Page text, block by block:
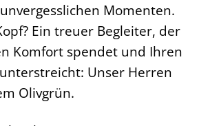
Momenten.
Ein treuer Begleiter, der
Komfort spendet und Ihren
Unser Herren
Olivgrün.